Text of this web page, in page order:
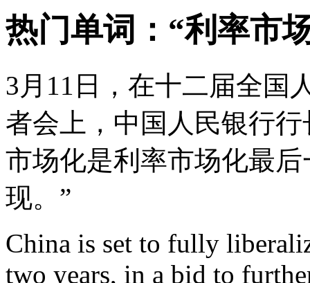
热门单词：“利率市
3月11日，在十二届全国
者会上，中国人民银行
市场化是利率市场化最
现。”
China is set to fully
two years, in a bid to